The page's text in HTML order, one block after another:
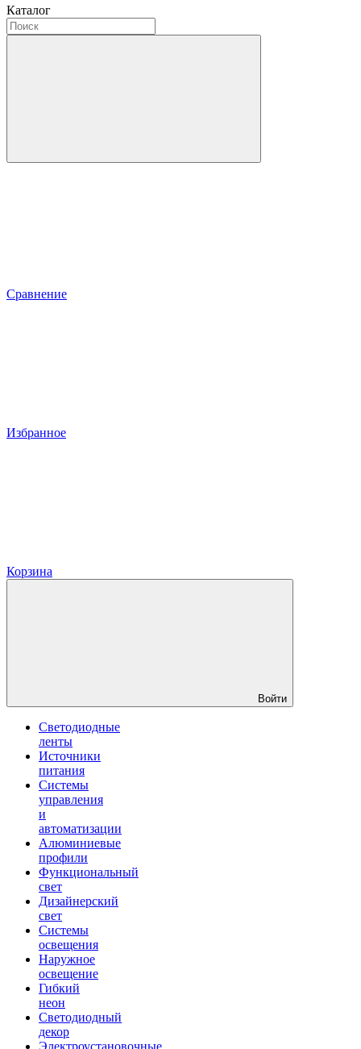
Каталог
Сравнение
Избранное
Корзина
Войти
Светодиодные
ленты
Источники
питания
Системы
управления
и
автоматизации
Алюминиевые
профили
Функциональный
свет
Дизайнерский
свет
Системы
освещения
Наружное
освещение
Гибкий
неон
Светодиодный
декор
Электроустановочные